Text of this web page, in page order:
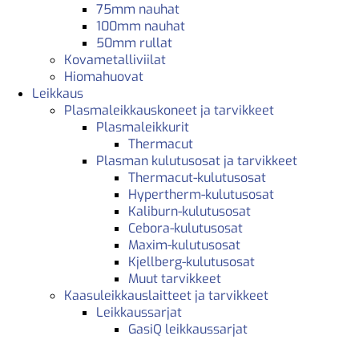
75mm nauhat
100mm nauhat
50mm rullat
Kovametalliviilat
Hiomahuovat
Leikkaus
Plasmaleikkauskoneet ja tarvikkeet
Plasmaleikkurit
Thermacut
Plasman kulutusosat ja tarvikkeet
Thermacut-kulutusosat
Hypertherm-kulutusosat
Kaliburn-kulutusosat
Cebora-kulutusosat
Maxim-kulutusosat
Kjellberg-kulutusosat
Muut tarvikkeet
Kaasuleikkauslaitteet ja tarvikkeet
Leikkaussarjat
GasiQ leikkaussarjat